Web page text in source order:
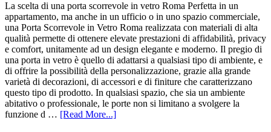
La scelta di una porta scorrevole in vetro Roma Perfetta in un
appartamento, ma anche in un ufficio o in uno spazio commerciale,
una Porta Scorrevole in Vetro Roma realizzata con materiali di alta
qualità permette di ottenere elevate prestazioni di affidabilità, privacy
e comfort, unitamente ad un design elegante e moderno. Il pregio di
una porta in vetro è quello di adattarsi a qualsiasi tipo di ambiente, e
di offrire la possibilità della personalizzazione, grazie alla grande
varietà di decorazioni, di accessori e di finiture che caratterizzano
questo tipo di prodotto. In qualsiasi spazio, che sia un ambiente
abitativo o professionale, le porte non si limitano a svolgere la
funzione d … [Read More...]